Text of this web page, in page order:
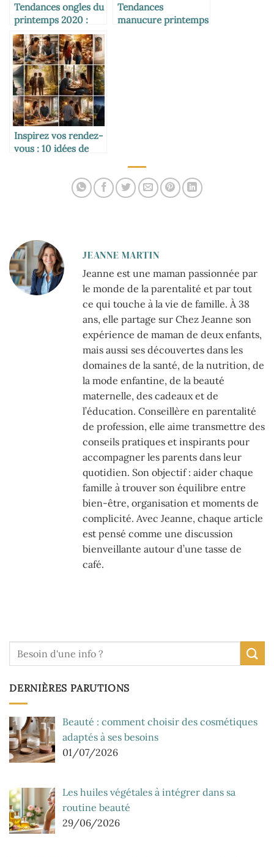
Tendances ongles du
printemps 2020 :
couleurs et styles
incontournables
Tendances
manucure printemps
Inspirez vos rendez-
vous : 10 idées de
JEANNE MARTIN
Jeanne est une maman passionnée par
le monde de la parentalité et par tout
ce qui touche à la vie de famille. À 38
ans, elle partage sur Chez Jeanne son
expérience de maman de deux enfants,
mais aussi ses découvertes dans les
domaines de la santé, de la nutrition, de
la mode enfantine, de la beauté
maternelle, des cadeaux et de
l’éducation. Conseillère en parentalité
de profession, elle aime transmettre des
conseils pratiques et inspirants pour
accompagner les parents dans leur
quotidien. Son objectif : aider chaque
famille à trouver son équilibre entre
bien-être, organisation et moments de
complicité. Avec Jeanne, chaque article
est pensé comme une discussion
bienveillante autour d’une tasse de
café.
DERNIÈRES PARUTIONS
Beauté : comment choisir des cosmétiques
adaptés à ses besoins
01/07/2026
Les huiles végétales à intégrer dans sa
routine beauté
29/06/2026